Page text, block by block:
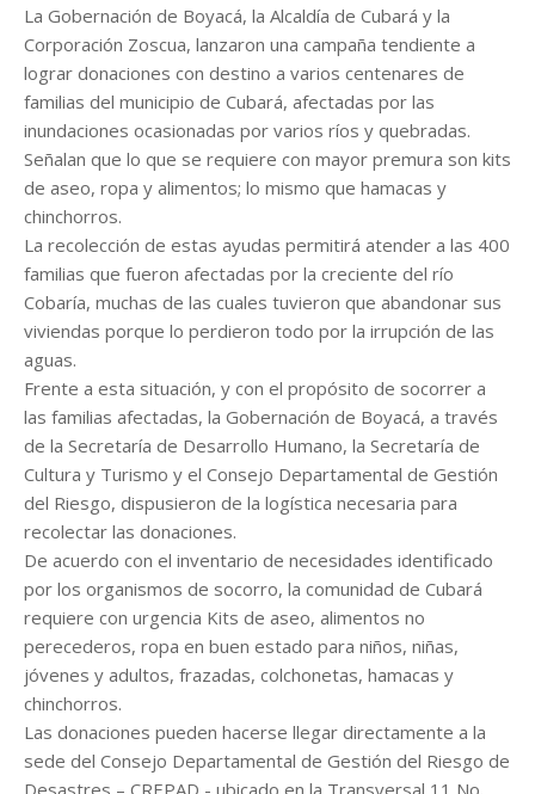
La Gobernación de Boyacá, la Alcaldía de Cubará y la
Corporación Zoscua, lanzaron una campaña tendiente a
lograr donaciones con destino a varios centenares de
familias del municipio de Cubará, afectadas por las
inundaciones ocasionadas por varios ríos y quebradas.
Señalan que lo que se requiere con mayor premura son kits
de aseo, ropa y alimentos; lo mismo que hamacas y
chinchorros.
La recolección de estas ayudas permitirá atender a las 400
familias que fueron afectadas por la creciente del río
Cobaría, muchas de las cuales tuvieron que abandonar sus
viviendas porque lo perdieron todo por la irrupción de las
aguas.
Frente a esta situación, y con el propósito de socorrer a
las familias afectadas, la Gobernación de Boyacá, a través
de la Secretaría de Desarrollo Humano, la Secretaría de
Cultura y Turismo y el Consejo Departamental de Gestión
del Riesgo, dispusieron de la logística necesaria para
recolectar las donaciones.
De acuerdo con el inventario de necesidades identificado
por los organismos de socorro, la comunidad de Cubará
requiere con urgencia Kits de aseo, alimentos no
perecederos, ropa en buen estado para niños, niñas,
jóvenes y adultos, frazadas, colchonetas, hamacas y
chinchorros.
Las donaciones pueden hacerse llegar directamente a la
sede del Consejo Departamental de Gestión del Riesgo de